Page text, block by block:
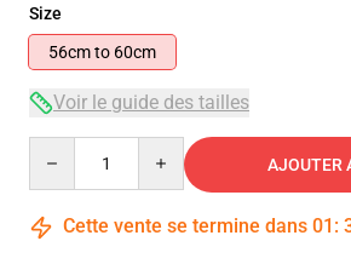
Size
56cm to 60cm
Voir le guide des tailles
AJOUTER
Cette vente se termine dans 01 :